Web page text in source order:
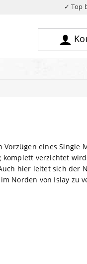
✓ Top
eines Single
verzichtet
hier leitet sich der
Norden von Islay zu